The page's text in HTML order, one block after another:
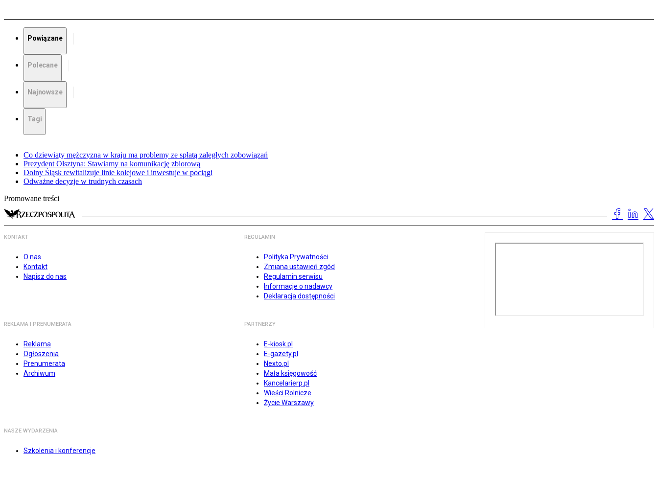
Powiązane
Polecane
Najnowsze
Tagi
Co dziewiąty mężczyzna w kraju ma problemy ze spłatą zaległych zobowiązań
Prezydent Olsztyna: Stawiamy na komunikację zbiorową
Dolny Śląsk rewitalizuje linie kolejowe i inwestuje w pociągi
Odważne decyzje w trudnych czasach
Promowane treści
KONTAKT
O nas
Kontakt
Napisz do nas
REGULAMIN
Polityka Prywatności
Zmiana ustawień zgód
Regulamin serwisu
Informacje o nadawcy
Deklaracja dostępności
REKLAMA I PRENUMERATA
Reklama
Ogłoszenia
Prenumerata
Archiwum
PARTNERZY
E-kiosk.pl
E-gazety.pl
Nexto.pl
Mała księgowość
Kancelarierp.pl
Wieści Rolnicze
Życie Warszawy
NASZE WYDARZENIA
Szkolenia i konferencje